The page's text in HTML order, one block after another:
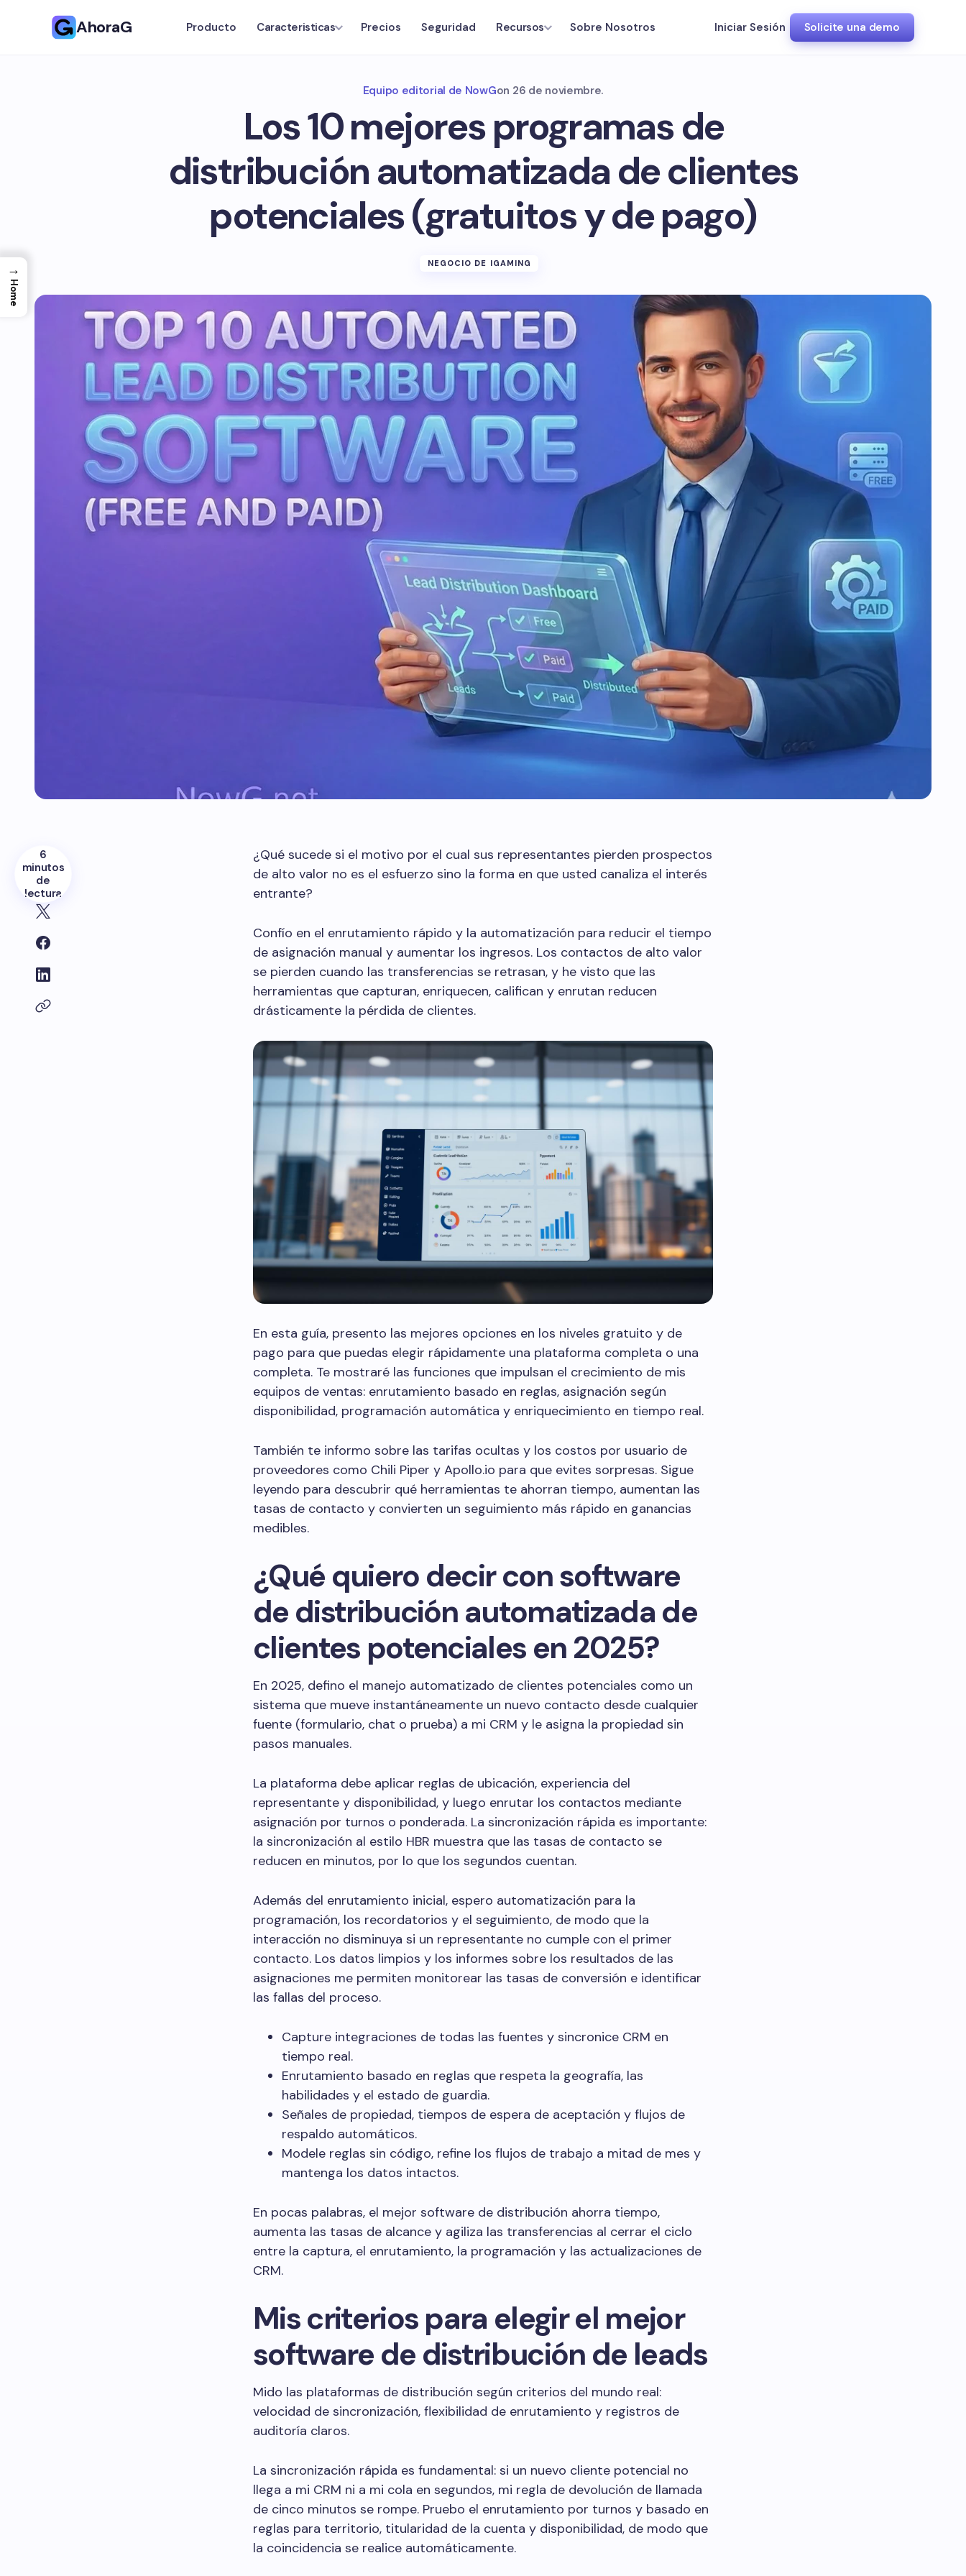
AhoraG Producto Caracteristicas Precios Seguridad Recursos Sobre Nosotros Iniciar Sesión Solicite una demo
Equipo editorial de NowGon 26 de noviembre.
Los 10 mejores programas de
distribución automatizada de clientes
potenciales (gratuitos y de pago)
NEGOCIO DE IGAMING
6
minutos
de
lectura
¿Qué sucede si el motivo por el cual sus representantes pierden prospectos
de alto valor no es el esfuerzo sino la forma en que usted canaliza el interés
entrante?
Confío en el enrutamiento rápido y la automatización para reducir el tiempo
de asignación manual y aumentar los ingresos. Los contactos de alto valor
se pierden cuando las transferencias se retrasan, y he visto que las
herramientas que capturan, enriquecen, califican y enrutan reducen
drásticamente la pérdida de clientes.
En esta guía, presento las mejores opciones en los niveles gratuito y de
pago para que puedas elegir rápidamente una plataforma completa o una
completa. Te mostraré las funciones que impulsan el crecimiento de mis
equipos de ventas: enrutamiento basado en reglas, asignación según
disponibilidad, programación automática y enriquecimiento en tiempo real.
También te informo sobre las tarifas ocultas y los costos por usuario de
proveedores como Chili Piper y Apollo.io para que evites sorpresas. Sigue
leyendo para descubrir qué herramientas te ahorran tiempo, aumentan las
tasas de contacto y convierten un seguimiento más rápido en ganancias
medibles.
¿Qué quiero decir con software
de distribución automatizada de
clientes potenciales en 2025?
En 2025, defino el manejo automatizado de clientes potenciales como un
sistema que mueve instantáneamente un nuevo contacto desde cualquier
fuente (formulario, chat o prueba) a mi CRM y le asigna la propiedad sin
pasos manuales.
La plataforma debe aplicar reglas de ubicación, experiencia del
representante y disponibilidad, y luego enrutar los contactos mediante
asignación por turnos o ponderada. La sincronización rápida es importante:
la sincronización al estilo HBR muestra que las tasas de contacto se
reducen en minutos, por lo que los segundos cuentan.
Además del enrutamiento inicial, espero automatización para la
programación, los recordatorios y el seguimiento, de modo que la
interacción no disminuya si un representante no cumple con el primer
contacto. Los datos limpios y los informes sobre los resultados de las
asignaciones me permiten monitorear las tasas de conversión e identificar
las fallas del proceso.
Capture integraciones de todas las fuentes y sincronice CRM en
tiempo real.
Enrutamiento basado en reglas que respeta la geografía, las
habilidades y el estado de guardia.
Señales de propiedad, tiempos de espera de aceptación y flujos de
respaldo automáticos.
Modele reglas sin código, refine los flujos de trabajo a mitad de mes y
mantenga los datos intactos.
En pocas palabras, el mejor software de distribución ahorra tiempo,
aumenta las tasas de alcance y agiliza las transferencias al cerrar el ciclo
entre la captura, el enrutamiento, la programación y las actualizaciones de
CRM.
Mis criterios para elegir el mejor
software de distribución de leads
Mido las plataformas de distribución según criterios del mundo real:
velocidad de sincronización, flexibilidad de enrutamiento y registros de
auditoría claros.
La sincronización rápida es fundamental: si un nuevo cliente potencial no
llega a mi CRM ni a mi cola en segundos, mi regla de devolución de llamada
de cinco minutos se rompe. Pruebo el enrutamiento por turnos y basado en
reglas para territorio, titularidad de la cuenta y disponibilidad, de modo que
la coincidencia se realice automáticamente.
→
Home